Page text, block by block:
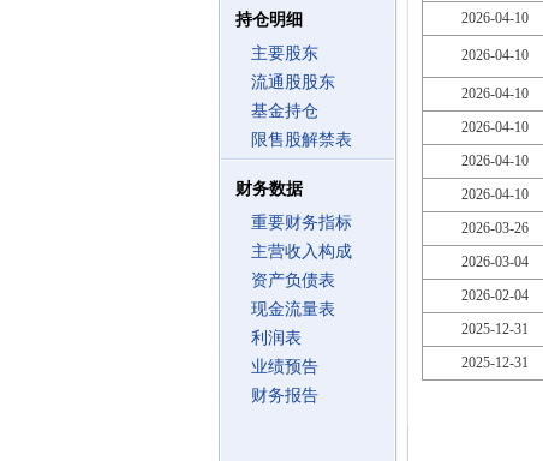
持仓明细
主要股东
流通股股东
基金持仓
限售股解禁表
财务数据
重要财务指标
主营收入构成
资产负债表
现金流量表
利润表
业绩预告
财务报告
2026-04-10
2026-04-10
2026-04-10
2026-04-10
2026-04-10
2026-04-10
2026-03-26
2026-03-04
2026-02-04
2025-12-31
2025-12-31